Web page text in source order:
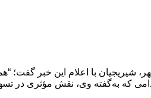
که به‌گفته وی، نقش مؤثری در